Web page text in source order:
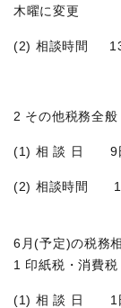
木曜に変更
(2) 相談時間
2 その他税務全
(1) 相 談 日 9
(2) 相談時間
6月(予定)の税務
1 印紙税・消費
(1) 相 談 日 1